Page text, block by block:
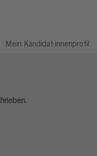
Mein Kandidat:innenprofil